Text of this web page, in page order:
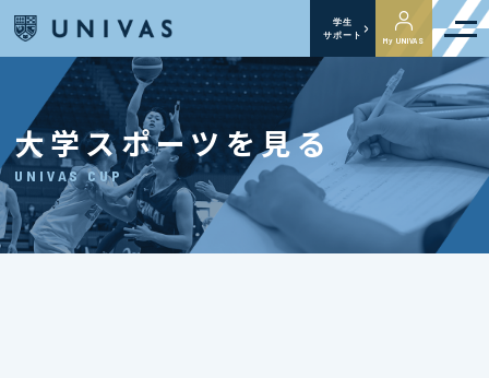
学生
サポート
My UNIVAS
大学スポーツを見る
UNIVAS CUP